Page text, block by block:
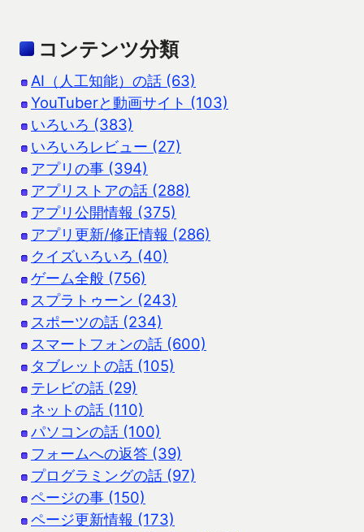
コンテンツ分類
AI（人工知能）の話 (63)
YouTuberと動画サイト (103)
いろいろ (383)
いろいろレビュー (27)
アプリの事 (394)
アプリストアの話 (288)
アプリ公開情報 (375)
アプリ更新/修正情報 (286)
クイズいろいろ (40)
ゲーム全般 (756)
スプラトゥーン (243)
スポーツの話 (234)
スマートフォンの話 (600)
タブレットの話 (105)
テレビの話 (29)
ネットの話 (110)
パソコンの話 (100)
フォームへの返答 (39)
プログラミングの話 (97)
ページの事 (150)
ページ更新情報 (173)